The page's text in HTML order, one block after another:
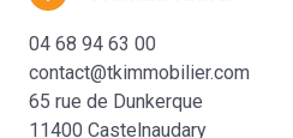
04 68 94 63 00
contact@tkimmobilier.com
65 rue de Dunkerque
11400 Castelnaudary